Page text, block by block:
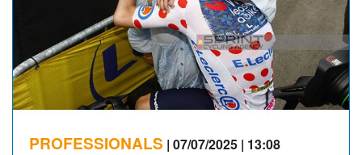
PROFESSIONALS | 07/07/2025 | 13:08